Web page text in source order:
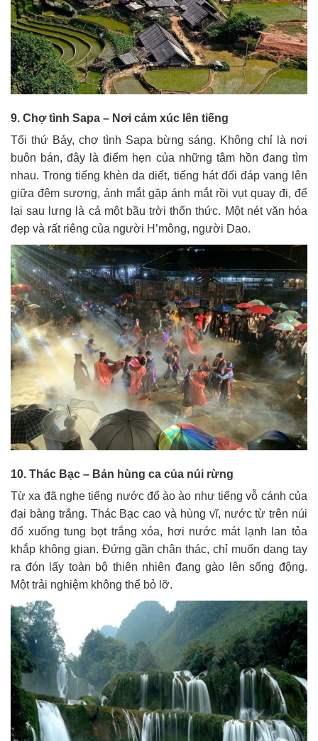
9. Chợ tình Sapa – Nơi cảm xúc lên tiếng
Tối thứ Bảy, chợ tình Sapa bừng sáng. Không chỉ là nơi
buôn bán, đây là điểm hẹn của những tâm hồn đang tìm
nhau. Trong tiếng khèn da diết, tiếng hát đối đáp vang lên
giữa đêm sương, ánh mắt gặp ánh mắt rồi vụt quay đi, để
lại sau lưng là cả một bầu trời thổn thức. Một nét văn hóa
đẹp và rất riêng của người H’mông, người Dao.
10. Thác Bạc – Bản hùng ca của núi rừng
Từ xa đã nghe tiếng nước đổ ào ào như tiếng vỗ cánh của
đại bàng trắng. Thác Bạc cao và hùng vĩ, nước từ trên núi
đổ xuống tung bọt trắng xóa, hơi nước mát lạnh lan tỏa
khắp không gian. Đứng gần chân thác, chỉ muốn dang tay
ra đón lấy toàn bộ thiên nhiên đang gào lên sống động.
Một trải nghiệm không thể bỏ lỡ.